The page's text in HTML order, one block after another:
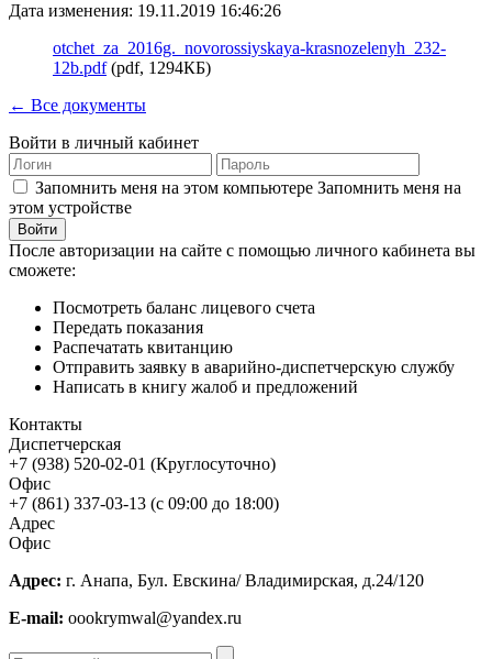
Дата изменения: 19.11.2019 16:46:26
otchet_za_2016g._novorossiyskaya-krasnozelenyh_232-
12b.pdf(pdf, 1294КБ)
← Все документы
Войти в личный кабинет
Запомнить меня на этом компьютере Запомнить меня на
этом устройстве
После авторизации на сайте с помощью личного кабинета вы
сможете:
Посмотреть баланс лицевого счета
Передать показания
Распечатать квитанцию
Отправить заявку в аварийно-диспетчерскую службу
Написать в книгу жалоб и предложений
Контакты
Диспетчерская
+7 (938) 520-02-01 (Круглосуточно)
Офис
+7 (861) 337-03-13 (с 09:00 до 18:00)
Адрес
Офис
Адрес: г. Анапа, Бул. Евскина/ Владимирская, д.24/120
E-mail: oookrymwal@yandex.ru